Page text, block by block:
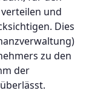
und
Dies
zu den
der